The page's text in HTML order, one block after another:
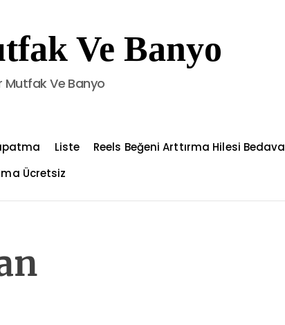
Ve Banyo
Mutfak Ve Banyo
Liste
Reels Beğeni Arttırma Hilesi Bedava
Ücretsiz